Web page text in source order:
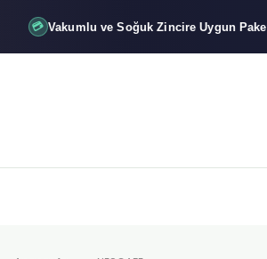
Vakumlu ve SoğukZincire Uygun Paketleme